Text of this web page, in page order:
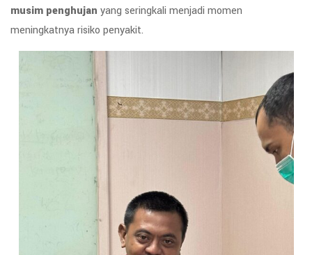
musim penghujan yang seringkali menjadi momen
meningkatnya risiko penyakit.